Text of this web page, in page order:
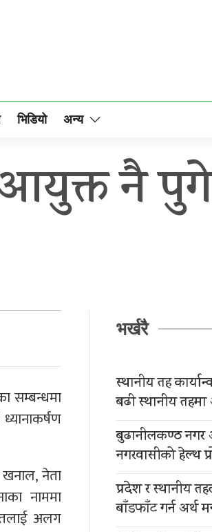
भिडियो अन्य
आयुक्त नै
सम्बन्धमा
खनाल, नेता
नाममा
अलग
भर्खरै
स्थानीय तह
बढी स्थानीय
बुढानीलकण्ठ नगर
नगरवासीको हेल्थ
प्रदेश र स्थानीय
बाँडफाँट गर्न अर्थ